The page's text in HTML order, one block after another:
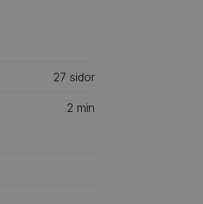
27 ‎‎ sidor
2 min